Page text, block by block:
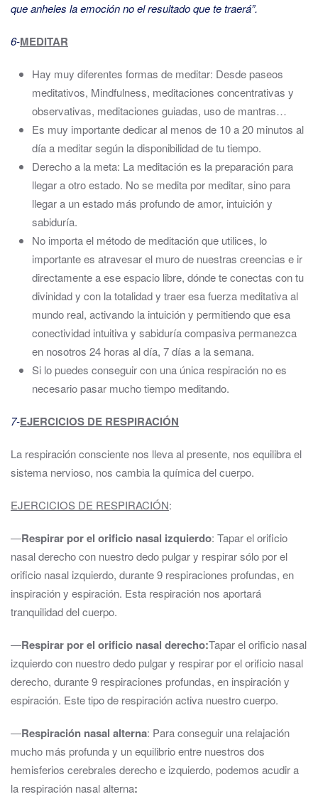
que anheles la emoción no el resultado que te traerá”.
6-MEDITAR
Hay muy diferentes formas de meditar: Desde paseos
meditativos, Mindfulness, meditaciones concentrativas y
observativas, meditaciones guiadas, uso de mantras…
Es muy importante dedicar al menos de 10 a 20 minutos al
día a meditar según la disponibilidad de tu tiempo.
Derecho a la meta: La meditación es la preparación para
llegar a otro estado. No se medita por meditar, sino para
llegar a un estado más profundo de amor, intuición y
sabiduría.
No importa el método de meditación que utilices, lo
importante es atravesar el muro de nuestras creencias e ir
directamente a ese espacio libre, dónde te conectas con tu
divinidad y con la totalidad y traer esa fuerza meditativa al
mundo real, activando la intuición y permitiendo que esa
conectividad intuitiva y sabiduría compasiva permanezca
en nosotros 24 horas al día, 7 días a la semana.
Si lo puedes conseguir con una única respiración no es
necesario pasar mucho tiempo meditando.
7-EJERCICIOS DE RESPIRACIÓN
La respiración consciente nos lleva al presente, nos equilibra el
sistema nervioso, nos cambia la química del cuerpo.
EJERCICIOS DE RESPIRACIÓN:
―Respirar por el orificio nasal izquierdo: Tapar el orificio
nasal derecho con nuestro dedo pulgar y respirar sólo por el
orificio nasal izquierdo, durante 9 respiraciones profundas, en
inspiración y espiración. Esta respiración nos aportará
tranquilidad del cuerpo.
―Respirar por el orificio nasal derecho:Tapar el orificio nasal
izquierdo con nuestro dedo pulgar y respirar por el orificio nasal
derecho, durante 9 respiraciones profundas, en inspiración y
espiración. Este tipo de respiración activa nuestro cuerpo.
―Respiración nasal alterna: Para conseguir una relajación
mucho más profunda y un equilibrio entre nuestros dos
hemisferios cerebrales derecho e izquierdo, podemos acudir a
la respiración nasal alterna: